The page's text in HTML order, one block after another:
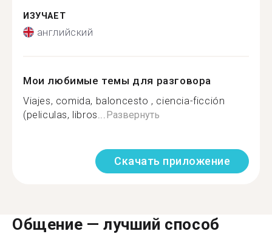
ИЗУЧАЕТ
английский
Мои любимые темы для разговора
Viajes, comida, baloncesto , ciencia-ficción
(peliculas, libros... Развернуть
Скачать приложение
Общение — лучший способ